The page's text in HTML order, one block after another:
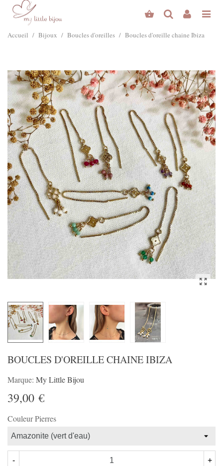
Accueil / Bijoux / Boucles d'oreilles / Boucles d'oreille chaine Ibiza
BOUCLES D'OREILLE CHAINE IBIZA
Marque: My Little Bijou
39,00 €
Couleur Pierres
- +